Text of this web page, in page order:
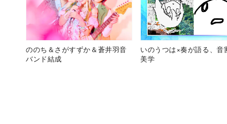
ののち＆さがすずか＆蒼井羽音
バンド結成
いのうつは×奏が語る、音
美学